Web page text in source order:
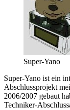
Super-Yano
Super-Yano ist ein
Abschlussprojekt
2006/2007 gebaut
Techniker-